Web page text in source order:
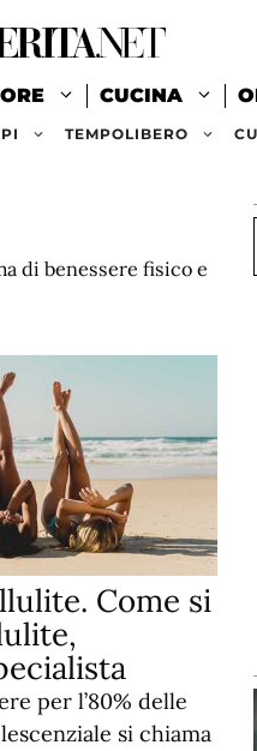
CUCINA
TEMPOLIBERO
di benessere fisico e
Come si
per l’80% delle
si chiama